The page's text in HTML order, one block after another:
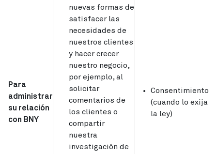
Para
administrar
su relación
con BNY
nuevas formas de
satisfacer las
necesidades de
nuestros clientes
y hacer crecer
nuestro negocio,
por ejemplo, al
solicitar
comentarios de
los clientes o
compartir
nuestra
investigación de
Consentimiento
(cuando lo exija
la ley)